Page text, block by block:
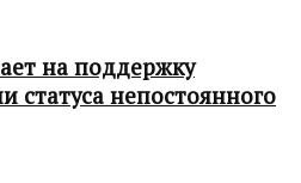
на поддержку
статуса непостоянного